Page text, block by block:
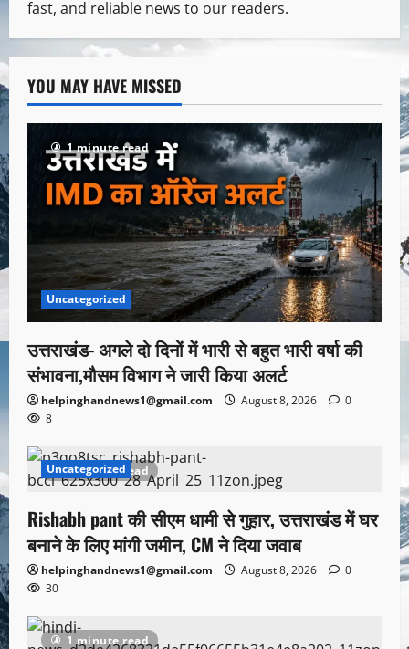
fast, and reliable news to our readers.
YOU MAY HAVE MISSED
1 minute read
Uncategorized
उत्तराखंड- अगले दो दिनों में भारी से बहुत भारी वर्षा की
संभावना,मौसम विभाग ने जारी किया अलर्ट
helpinghandnews1@gmail.com August 8, 2026
0
8
1 minute read
Uncategorized
Rishabh pant की सीएम धामी से गुहार, उत्तराखंड में घर
बनाने के लिए मांगी जमीन, CM ने दिया जवाब
helpinghandnews1@gmail.com August 8, 2026
0
30
1 minute read